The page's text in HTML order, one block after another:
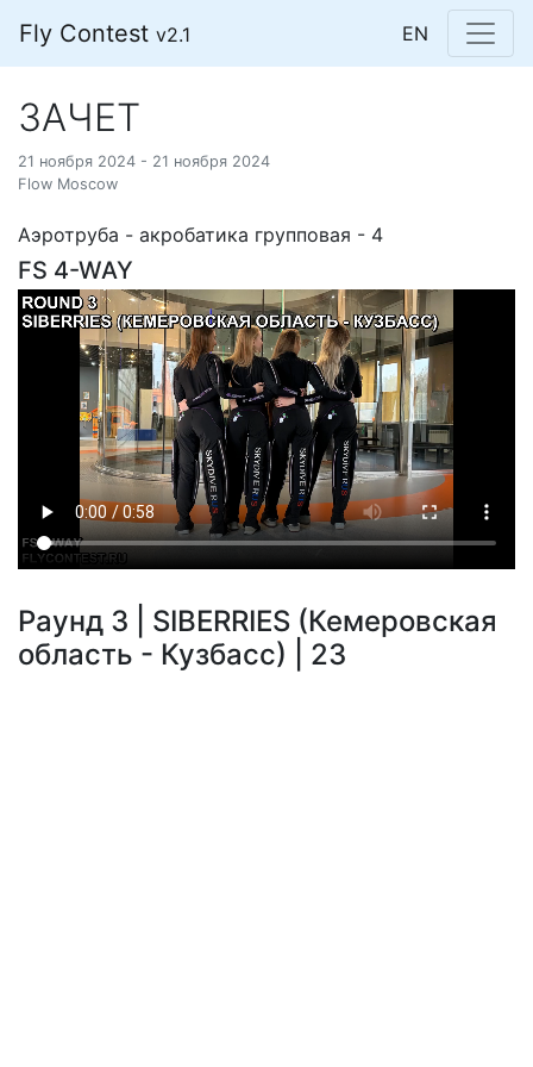
Fly Contest v2.1 EN
ЗАЧЕТ
21 ноября 2024 - 21 ноября 2024
Flow Moscow
Аэротруба - акробатика групповая - 4
FS 4-WAY
Раунд 3 | SIBERRIES (Кемеровская
область - Кузбасс) | 23